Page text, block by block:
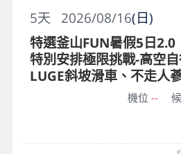
2026/08/16(日)
5天
特選釜山FUN暑假5日2.0
特別安排極限挑戰-高空
LUGE斜坡滑車、不走人
機位 --